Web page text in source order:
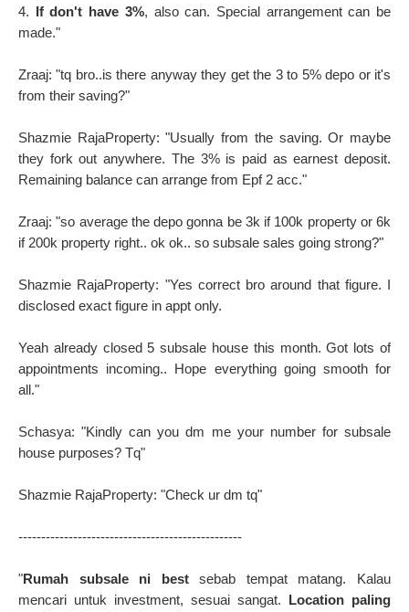
4. If don't have 3%, also can. Special arrangement can be
made."
Zraaj: "tq bro..is there anyway they get the 3 to 5% depo or it's
from their saving?"
Shazmie RajaProperty: "Usually from the saving. Or maybe
they fork out anywhere. The 3% is paid as earnest deposit.
Remaining balance can arrange from Epf 2 acc."
Zraaj: "so average the depo gonna be 3k if 100k property or 6k
if 200k property right.. ok ok.. so subsale sales going strong?"
Shazmie RajaProperty: "Yes correct bro around that figure. I
disclosed exact figure in appt only.
Yeah already closed 5 subsale house this month. Got lots of
appointments incoming.. Hope everything going smooth for
all."
Schasya: "Kindly can you dm me your number for subsale
house purposes? Tq"
Shazmie RajaProperty: "Check ur dm tq"
-------------------------------------------------
"Rumah subsale ni bestsebab tempat matang. Kalau
mencari untuk investment, sesuai sangat. Location paling